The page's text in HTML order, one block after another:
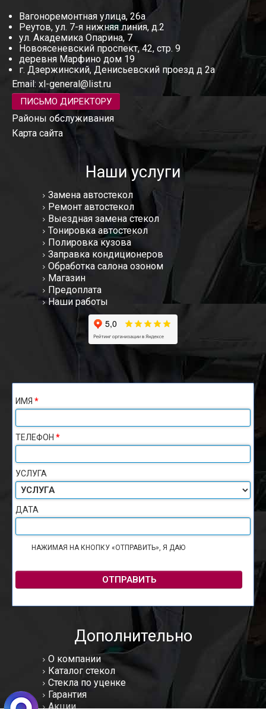
Вагоноремонтная улица, 26а
Реутов, ул. 7-я нижняя линия, д.2
ул. Академика Опарина, 7
Новоясеневский проспект, 42, стр. 9
деревня Марфино дом 19
г. Дзержинский, Денисьевский проезд д 2а
Email: xl-general@list.ru
ПИСЬМО ДИРЕКТОРУ
Районы обслуживания
Карта сайта
Наши услуги
Замена автостекол
Ремонт автостекол
Выездная замена стекол
Тонировка автостекол
Полировка кузова
Заправка кондиционеров
Обработка салона озоном
Магазин
Предоплата
Наши работы
ИМЯ *
ТЕЛЕФОН *
УСЛУГА
ДАТА
НАЖИМАЯ НА КНОПКУ «ОТПРАВИТЬ», Я ДАЮ
ОТПРАВИТЬ
Дополнительно
О компании
Каталог стекол
Стекла по уценке
Гарантия
Акции